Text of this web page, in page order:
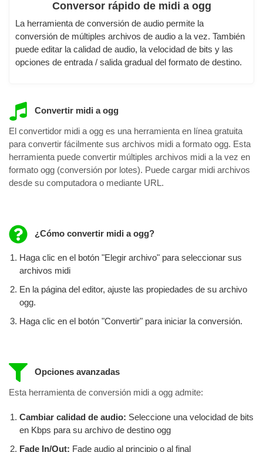
Conversor rápido de midi a ogg
La herramienta de conversión de audio permite la
conversión de múltiples archivos de audio a la vez. También
puede editar la calidad de audio, la velocidad de bits y las
opciones de entrada / salida gradual del formato de destino.
Convertir midi a ogg
El convertidor midi a ogg es una herramienta en línea gratuita
para convertir fácilmente sus archivos midi a formato ogg. Esta
herramienta puede convertir múltiples archivos midi a la vez en
formato ogg (conversión por lotes). Puede cargar midi archivos
desde su computadora o mediante URL.
¿Cómo convertir midi a ogg?
Haga clic en el botón "Elegir archivo" para seleccionar sus
archivos midi
En la página del editor, ajuste las propiedades de su archivo
ogg.
Haga clic en el botón "Convertir" para iniciar la conversión.
Opciones avanzadas
Esta herramienta de conversión midi a ogg admite:
Cambiar calidad de audio: Seleccione una velocidad de bits
en Kbps para su archivo de destino ogg
Fade In/Out: Fade audio al principio o al final